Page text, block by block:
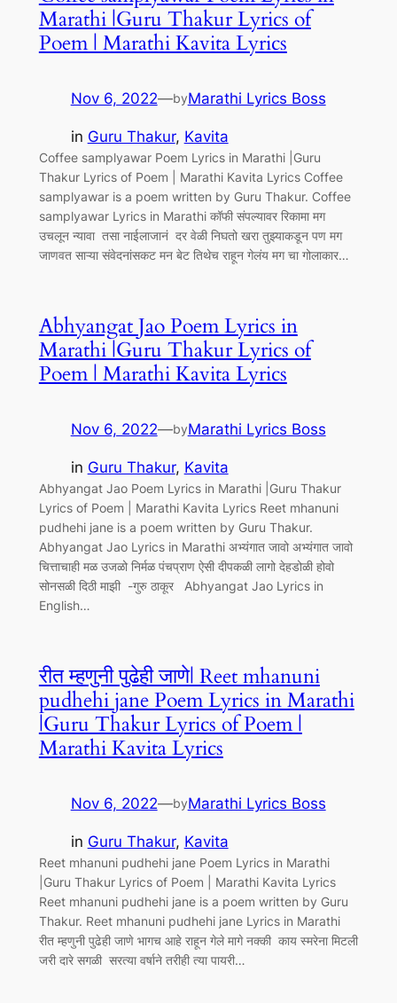
Marathi |Guru Thakur Lyrics of
Poem | Marathi Kavita Lyrics
Nov 6, 2022—byMarathi Lyrics Boss
in Guru Thakur, Kavita
Coffee samplyawar Poem Lyrics in Marathi |Guru
Thakur Lyrics of Poem | Marathi Kavita Lyrics Coffee
samplyawar is a poem written by Guru Thakur. Coffee
samplyawar Lyrics in Marathi कॉफी संपल्यावर रिकामा मग
उचलून न्यावा तसा नाईलाजानं दर वेळी निघतो खरा तुझ्याकडून पण मग
जाणवत साऱ्या संवेदनांसकट मन बेट तिथेच राहून गेलंय मग चा गोलाकार…
Abhyangat Jao Poem Lyrics in
Marathi |Guru Thakur Lyrics of
Poem | Marathi Kavita Lyrics
Nov 6, 2022—byMarathi Lyrics Boss
in Guru Thakur, Kavita
Abhyangat Jao Poem Lyrics in Marathi |Guru Thakur
Lyrics of Poem | Marathi Kavita Lyrics Reet mhanuni
pudhehi jane is a poem written by Guru Thakur.
Abhyangat Jao Lyrics in Marathi अभ्यंगात जावो अभ्यंगात जावो
चित्ताचाही मळ उजळो निर्मळ पंचप्राण ऐसी दीपकळी लागो देहडोळी होवो
सोनसळी दिठी माझी -गुरु ठाकूर Abhyangat Jao Lyrics in
English…
रीत म्हणुनी पुढेही जाणे| Reet mhanuni
pudhehi jane Poem Lyrics in Marathi
|Guru Thakur Lyrics of Poem |
Marathi Kavita Lyrics
Nov 6, 2022—byMarathi Lyrics Boss
in Guru Thakur, Kavita
Reet mhanuni pudhehi jane Poem Lyrics in Marathi
|Guru Thakur Lyrics of Poem | Marathi Kavita Lyrics
Reet mhanuni pudhehi jane is a poem written by Guru
Thakur. Reet mhanuni pudhehi jane Lyrics in Marathi
रीत म्हणुनी पुढेही जाणे भागच आहे राहून गेले मागे नक्की काय स्मरेना मिटली
जरी दारे सगळी सरत्या वर्षाने तरीही त्या पायरी…